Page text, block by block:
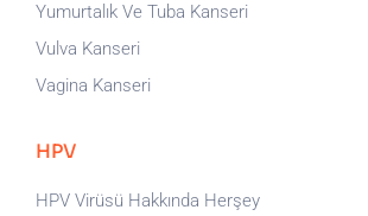
Yumurtalık Ve Tuba Kanseri
Vulva Kanseri
Vagina Kanseri
HPV
HPV Virüsü Hakkında Herşey